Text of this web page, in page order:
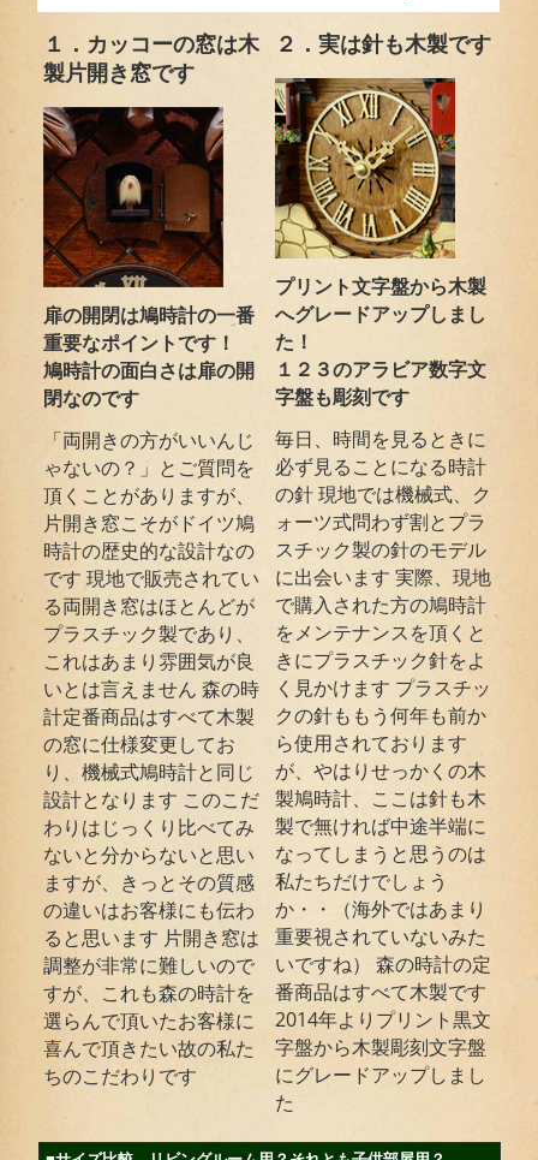
１．カッコーの窓は木
製片開き窓です
扉の開閉は鳩時計の一番
重要なポイントです！
鳩時計の面白さは扉の開
閉なのです
「両開きの方がいいんじ
ゃないの？」とご質問を
頂くことがありますが、
片開き窓こそがドイツ鳩
時計の歴史的な設計なの
です 現地で販売されてい
る両開き窓はほとんどが
プラスチック製であり、
これはあまり雰囲気が良
いとは言えません 森の時
計定番商品はすべて木製
の窓に仕様変更してお
り、機械式鳩時計と同じ
設計となります このこだ
わりはじっくり比べてみ
ないと分からないと思い
ますが、きっとその質感
の違いはお客様にも伝わ
ると思います 片開き窓は
調整が非常に難しいので
すが、これも森の時計を
選らんで頂いたお客様に
喜んで頂きたい故の私た
ちのこだわりです
２．実は針も木製です
プリント文字盤から木製
へグレードアップしまし
た！
１２３のアラビア数字文
字盤も彫刻です
毎日、時間を見るときに
必ず見ることになる時計
の針 現地では機械式、ク
ォーツ式問わず割とプラ
スチック製の針のモデル
に出会います 実際、現地
で購入された方の鳩時計
をメンテナンスを頂くと
きにプラスチック針をよ
く見かけます プラスチッ
クの針ももう何年も前か
ら使用されております
が、やはりせっかくの木
製鳩時計、ここは針も木
製で無ければ中途半端に
なってしまうと思うのは
私たちだけでしょう
か・・（海外ではあまり
重要視されていないみた
いですね） 森の時計の定
番商品はすべて木製です
2014年よりプリント黒文
字盤から木製彫刻文字盤
にグレードアップしまし
た